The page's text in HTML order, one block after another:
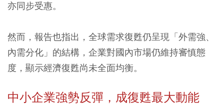
亦同步受惠。
然而，報告也指出，全球需求復甦仍呈現「外需強、
內需分化」的結構，企業對國內市場仍維持審慎態
度，顯示經濟復甦尚未全面均衡。
中小企業強勢反彈，成復甦最大動能